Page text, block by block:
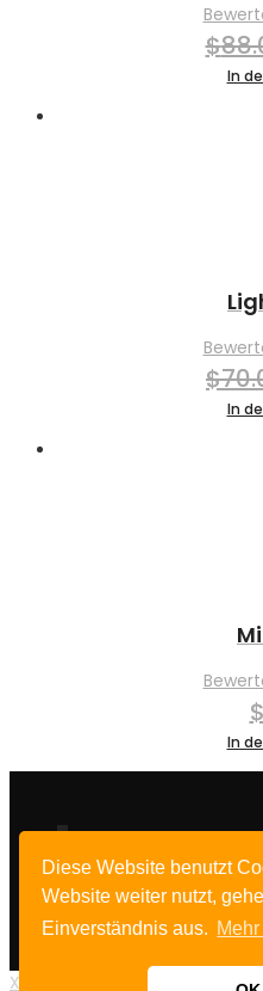
Diese Website benutzt
Website weiter nutzt,
Einverständnis aus.
$
In
$
In
$
In
Impressum
Datenschutz
X